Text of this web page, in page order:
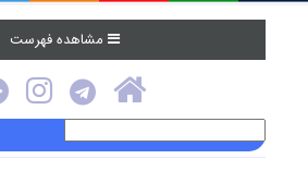
مشاهده فهرست